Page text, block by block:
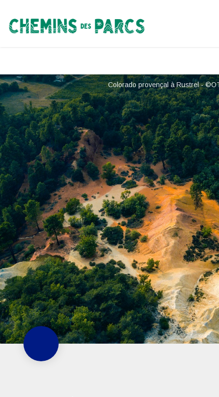
Chemins des Parcs
Colorado provençal à Rustrel -